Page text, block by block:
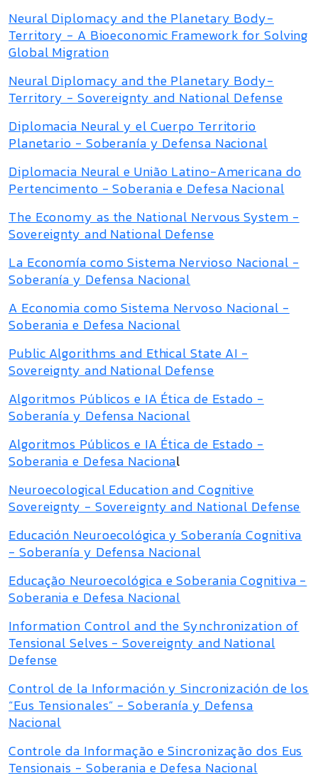
Neural Diplomacy and the Planetary Body-
Territory - A Bioeconomic Framework for Solving
Global Migration
Neural Diplomacy and the Planetary Body-
Territory - Sovereignty and National Defense
Diplomacia Neural y el Cuerpo Territorio
Planetario - Soberanía y Defensa Nacional
Diplomacia Neural e União Latino-Americana do
Pertencimento - Soberania e Defesa Nacional
The Economy as the National Nervous System -
Sovereignty and National Defense
La Economía como Sistema Nervioso Nacional -
Soberanía y Defensa Nacional
A Economia como Sistema Nervoso Nacional -
Soberania e Defesa Nacional
Public Algorithms and Ethical State AI -
Sovereignty and National Defense
Algoritmos Públicos e IA Ética de Estado -
Soberanía y Defensa Nacional
Algoritmos Públicos e IA Ética de Estado -
Soberania e Defesa Nacional
Neuroecological Education and Cognitive
Sovereignty - Sovereignty and National Defense
Educación Neuroecológica y Soberanía Cognitiva
- Soberanía y Defensa Nacional
Educação Neuroecológica e Soberania Cognitiva -
Soberania e Defesa Nacional
Information Control and the Synchronization of
Tensional Selves - Sovereignty and National
Defense
Control de la Información y Sincronización de los
“Eus Tensionales” - Soberanía y Defensa
Nacional
Controle da Informação e Sincronização dos Eus
Tensionais - Soberania e Defesa Nacional